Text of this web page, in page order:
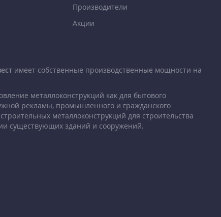
Производители
Акции
имеет собственные производственные мощности на
металлоконструкций как для бытового
рекламы, промышленного и гражданского
металлоконструкций для строительства
существующих зданий и сооружений.